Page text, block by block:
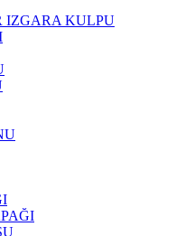
IZGARA KULPU